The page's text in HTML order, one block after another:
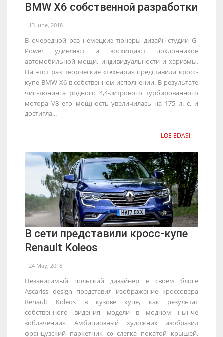
BMW X6 собственной разработки
13 June, 2018
В очередной раз немецкие тюнеры дизайн-студии G-
Power удивляют и восхищают поклонников
автомобильной мощи, индивидуальности и харизмы.
На этот раз творческие «технари» представили кросс-
купе BMW X6 в собственном исполнении. В результате
чип-тюнинга родного 4,4-литрового турбированного
мотора V8 его мощность увеличилась на 175 л. с. и
достигла...
LOE EDASI
В сети представили кросс-купе
Renault Koleos
24 May, 2018
Независимый польский дизайнер в своем блоге
Ascariss design представил изображение кроссовера
Renault Koleos в кузове купе, как результат
собственного видения модели в модном нынче
«облачении». Амбициозный художник изобразил
французский паркетник со слегка покатой крышей,